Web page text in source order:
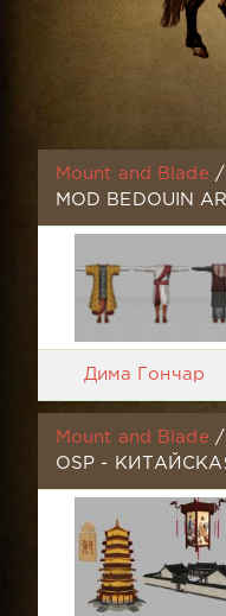
Mount and Blade /
MOD BEDOUIN
Дима Гончар
Mount and Blade /
OSP -